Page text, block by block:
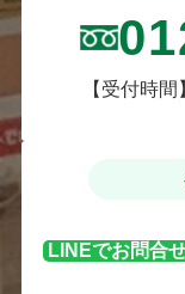
【受付時
LINEでお問合